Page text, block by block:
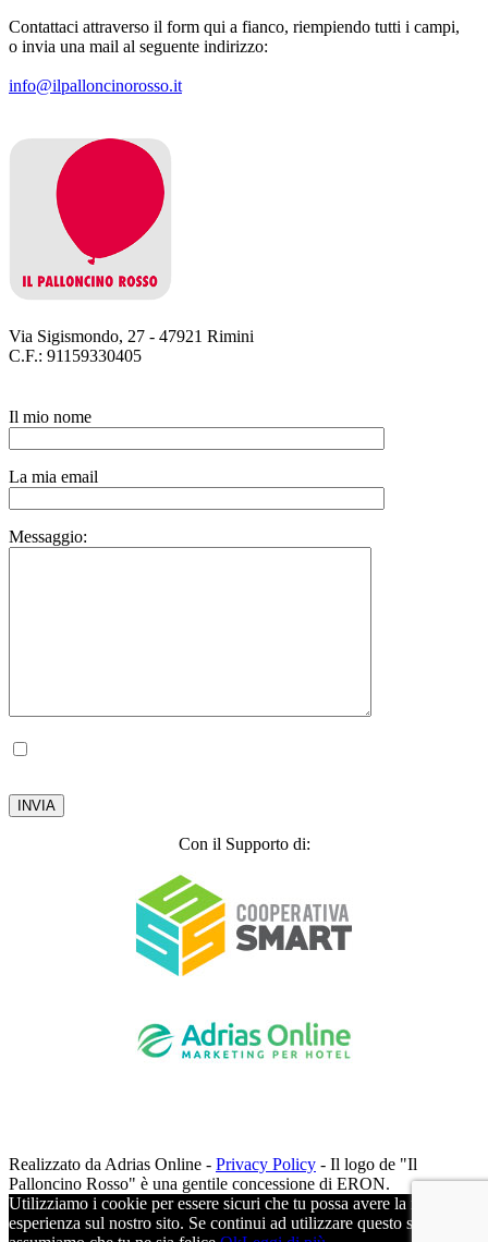
Contattaci attraverso il form qui a fianco, riempiendo tutti i campi,
o invia una mail al seguente indirizzo:
info@ilpalloncinorosso.it
Via Sigismondo, 27 - 47921 Rimini
C.F.: 91159330405
Il mio nome
La mia email
Messaggio:
Con il Supporto di:
Realizzato da Adrias Online - Privacy Policy - Il logo de "Il
Palloncino Rosso" è una gentile concessione di ERON.
Utilizziamo i cookie per essere sicuri che tu possa avere la migliore
esperienza sul nostro sito. Se continui ad utilizzare questo sito noi